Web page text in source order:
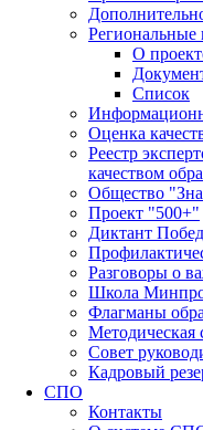
О
Список
Оценка
Реестр
качеством
Общество
Проект "500+"
Диктант
Разговоры о
Школа
Флагманы
Методическая
Совет
Кадровый
СПО
Контакты